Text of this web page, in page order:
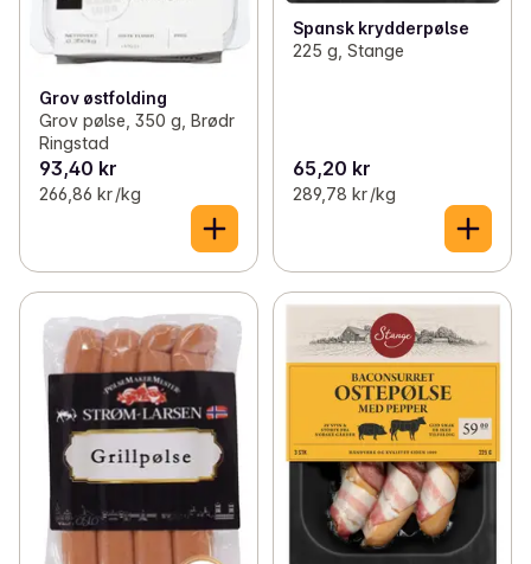
Grov østfolding
Grov pølse, 350 g, Brødr
Ringstad
93,40 kr
266,86 kr /kg
Spansk krydderpølse
225 g, Stange
65,20 kr
289,78 kr /kg